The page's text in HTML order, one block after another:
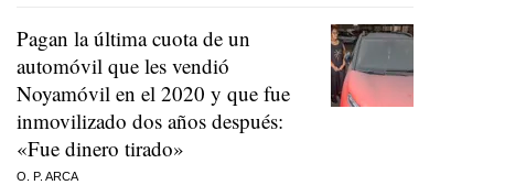
Pagan la última cuota de un
automóvil que les vendió
Noyamóvil en el 2020 y que fue
inmovilizado dos años después:
«Fue dinero tirado»
O. P. ARCA